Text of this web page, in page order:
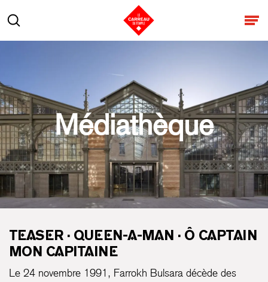
Rechercher
Médiathèque
TEASER · QUEEN-A-MAN · Ô CAPTAIN
MON CAPITAINE
Le 24 novembre 1991, Farrokh Bulsara décède des